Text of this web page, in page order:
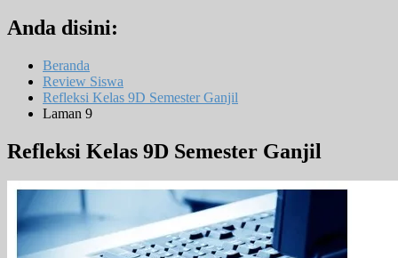
Anda disini:
Beranda
Review Siswa
Refleksi Kelas 9D Semester Ganjil
Laman 9
Refleksi Kelas 9D Semester Ganjil